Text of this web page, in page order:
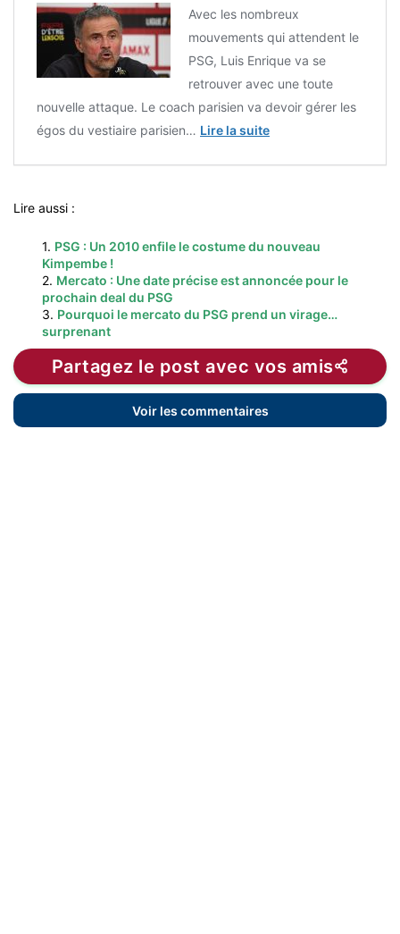
Avec les nombreux
mouvements qui attendent le
PSG, Luis Enrique va se
retrouver avec une toute
nouvelle attaque. Le coach parisien va devoir gérer les
égos du vestiaire parisien… Lire la suite
Lire aussi :
1. PSG : Un 2010 enfile le costume du nouveau
Kimpembe !
2. Mercato : Une date précise est annoncée pour le
prochain deal du PSG
3. Pourquoi le mercato du PSG prend un virage…
surprenant
Partagez le post avec vos amis
Voir les commentaires